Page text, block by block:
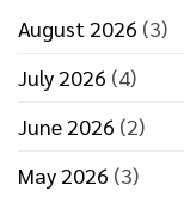
August 2026 (3)
July 2026 (4)
June 2026 (2)
May 2026 (3)